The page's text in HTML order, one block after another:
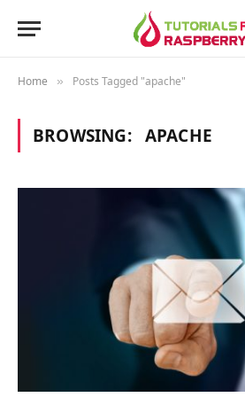
Home » Posts Tagged "apache"
BROWSING: APACHE